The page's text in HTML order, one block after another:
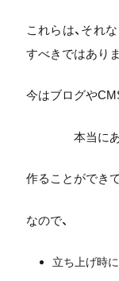
これらは、それ
すべきではありま
今はブログや
本当に
作ることができ
なので、
立ち上げ時